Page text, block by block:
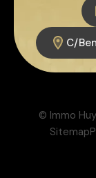
C/
© Immo
Sitemap